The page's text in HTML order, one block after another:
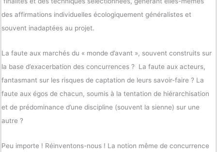
des affirmations individuelles écologiquement généralistes et
souvent inadaptées au projet.
La faute aux marchés du « monde d’avant », souvent construits sur
la base d’exacerbation des concurrences ? La faute aux acteurs,
fantasmant sur les risques de captation de leurs savoir-faire ? La
faute aux égos de chacun, soumis à la tentation de hiérarchisation
et de prédominance d’une discipline (souvent la sienne) sur une
autre ?
Peu importe ! Réinventons-nous ! La notion même de concurrence